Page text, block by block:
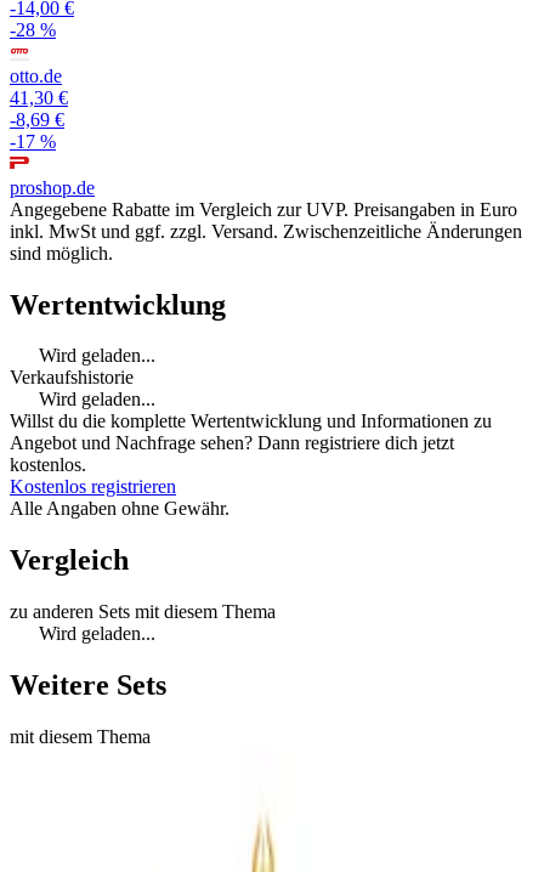
-14,00 €
-28 %
otto.de
41,30 €
-8,69 €
-17 %
proshop.de
Angegebene Rabatte im Vergleich zur UVP. Preisangaben in Euro
inkl. MwSt und ggf. zzgl. Versand. Zwischenzeitliche Änderungen
sind möglich.
Wertentwicklung
Wird geladen...
Verkaufshistorie
Wird geladen...
Willst du die komplette Wertentwicklung und Informationen zu
Angebot und Nachfrage sehen? Dann registriere dich jetzt
kostenlos.
Kostenlos registrieren
Alle Angaben ohne Gewähr.
Vergleich
zu anderen Sets mit diesem Thema
Wird geladen...
Weitere Sets
mit diesem Thema